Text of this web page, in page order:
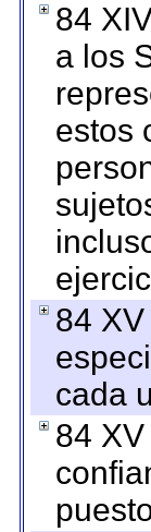
84
a los
estos
84
cada
84